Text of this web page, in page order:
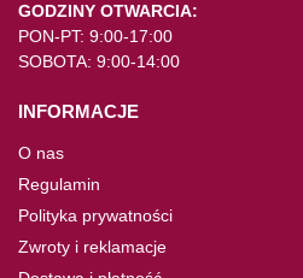
GODZINY OTWARCIA:
PON-PT: 9:00-17:00
SOBOTA: 9:00-14:00
INFORMACJE
O nas
Regulamin
Polityka prywatności
Zwroty i reklamacje